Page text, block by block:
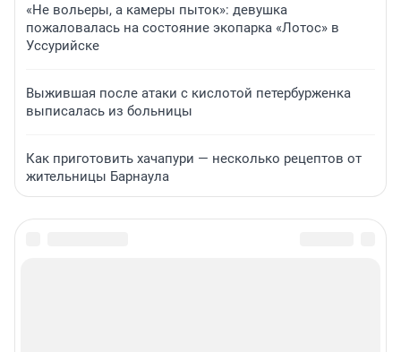
«Не вольеры, а камеры пыток»: девушка
пожаловалась на состояние экопарка «Лотос» в
Уссурийске
Выжившая после атаки с кислотой петербурженка
выписалась из больницы
Как приготовить хачапури — несколько рецептов от
жительницы Барнаула